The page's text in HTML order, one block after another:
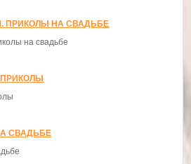
ПРИКОЛЫ НА СВАДЬБЕ
на свадьбе
СВАДЬБЕ